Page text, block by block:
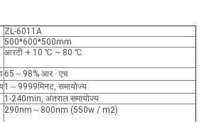
ZL-6011A
500*600*500mm
आरटी + 10 ℃ ~ 80 ℃
65～98% आर · एच
1～9999मिनट, समायोज्य
1-240min, अंतराल समायोज्य
290nm～800nm ​​(550w / m2)